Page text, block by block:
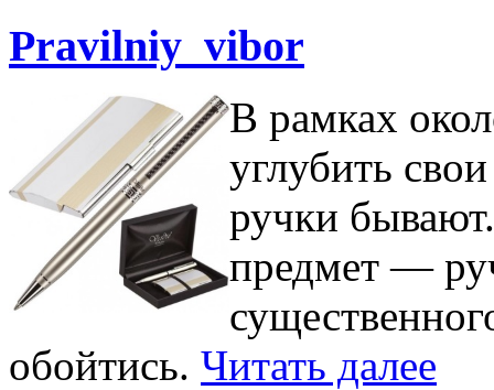
Pravilniy_vibor
В рамках
углубить
ручки
предмет —
обойтись. Читать далее